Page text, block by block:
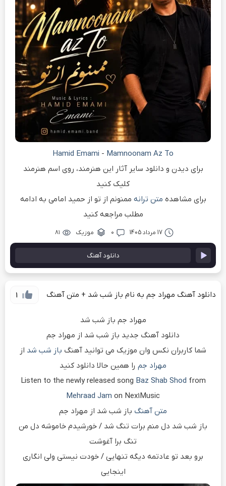
Hamid Emami - Mamnoonam Az To
برای دیدن و دانلود سایر آثار این هنرمند، روی اسم هنرمند
کلیک کنید
برای مشاهده متن ترانه ممنونم از تو از حمید امامی به ادامه
مطلب مراجعه کنید
17 مرداد 1405 ۰ موزیک ۸۱
دانلود آهنگ
1 دانلود آهنگ مهراد جم به نام باز شب شد + متن آهنگ
مهراد جم باز شب شد
دانلود آهنگ جدید باز شب شد از مهراد جم
شما کاربران نکس وان موزیک می توانید آهنگ باز شب شد از
مهراد جم را همین حالا دانلود کنید
Listen to the newly released song Baz Shab Shod from
Mehraad Jam on Nex1Music
متن آهنگ باز شب شد از مهراد جم
ﺑﺎز ﺷﺐ ﺷﺪ دل ﻣﻨﻢ ﺑﺮات ﺗﻨﮓ ﺷﺪ / ﺧﻮرﺷﻴﺪم ﺧﺎﻣﻮﺷﻪ دل ﻣﻦ
ﺗﻨﮓ ﺑﺮا آﻏﻮﺷﺖ
ﺑﺮو ﺑﻌﺪ ﺗﻮ ﻋﺎدﺗﻤﻪ دﻳﮕﻪ ﺗﻨﻬﺎﻳﻰ / ﺧﻮدت ﻧﻴﺴﺘﻰ وﻟﻰ اﻧﮕﺎری
اﻳﻨﺠﺎﻳﻰ